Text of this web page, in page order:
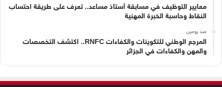
معايير التوظيف في مسابقة أستاذ مساعد.. تعرف على طريقة احتساب
النقاط وحاسبة الخبرة المهنية
منذ يومين
المرجع الوطني للتكوينات والكفاءات RNFC.. اكتشف التخصصات
والمهن والكفاءات في الجزائر